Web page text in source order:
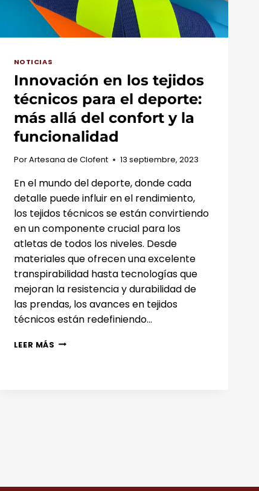
NOTICIAS
Innovación en los tejidos
técnicos para el deporte:
más allá del confort y la
funcionalidad
PorArtesana de Clofent 13 septiembre, 2023
En el mundo del deporte, donde cada
detalle puede influir en el rendimiento,
los tejidos técnicos se están convirtiendo
en un componente crucial para los
atletas de todos los niveles. Desde
materiales que ofrecen una excelente
transpirabilidad hasta tecnologías que
mejoran la resistencia y durabilidad de
las prendas, los avances en tejidos
técnicos están redefiniendo…
LEER MÁS INNOVACIÓN
Y